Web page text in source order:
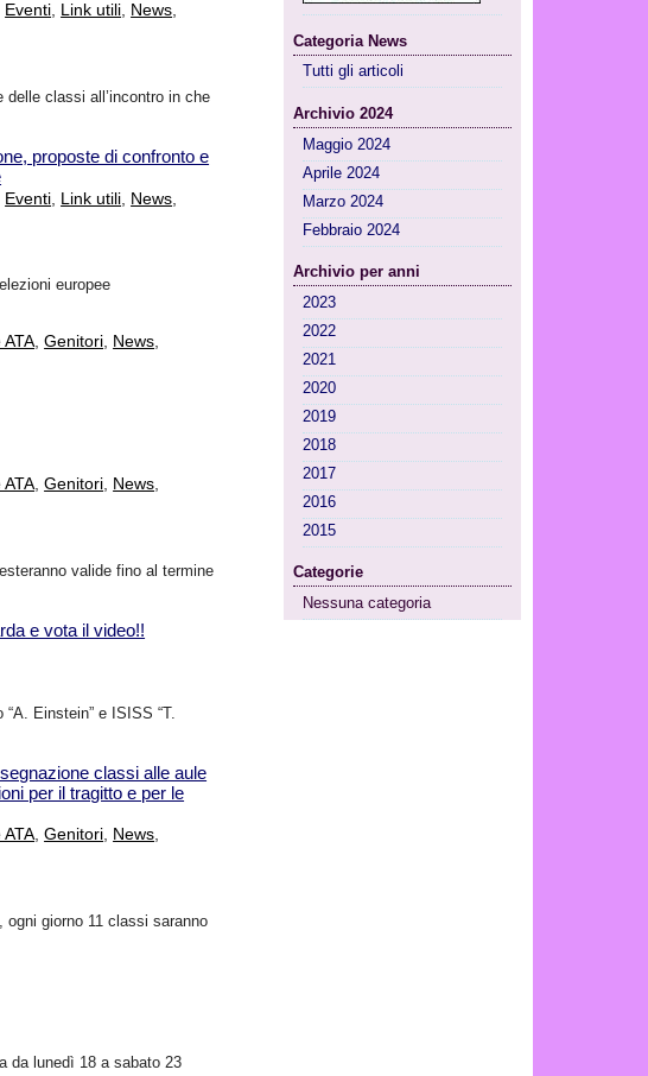
Eventi, Link utili, News,
classi all’incontro in che
proposte di confronto e
Eventi Link utili News
europee
ATA ,Genitori News
ATA,Genitori, News,
valide fino al termine
e vota il video!!
Einstein” e ISISS “T.
classi alle aule
per il tragitto e per le
ATA,Genitori, News,
giorno 11 classi saranno
da lunedì 18 a sabato 23
Categoria News
Tutti gli articoli
Archivio 2024
Maggio 2024
Aprile 2024
Marzo 2024
Febbraio 2024
Archivio per anni
2023
2022
2021
2020
2019
2018
2017
2016
2015
Categorie
Nessuna categoria